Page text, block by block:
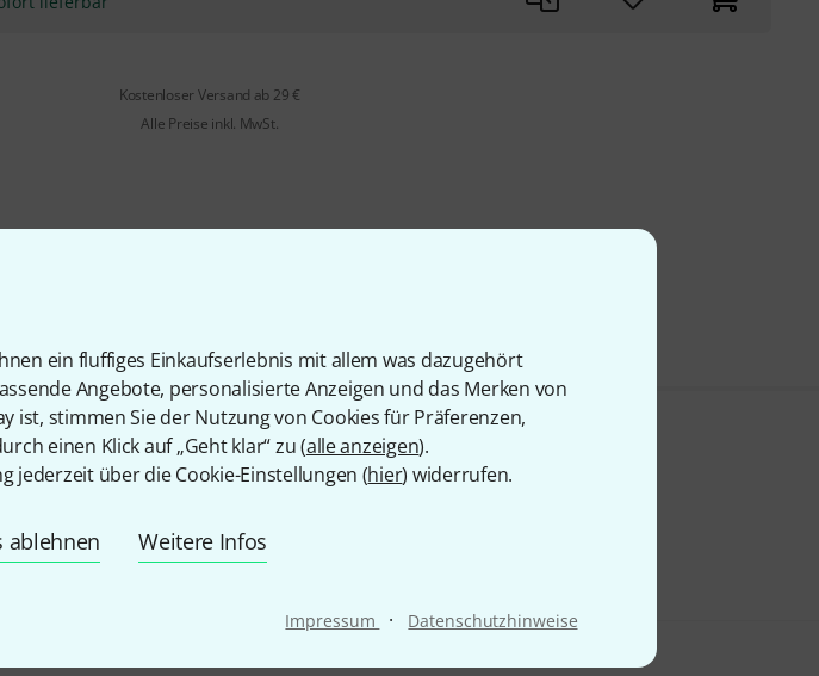
ein fluffiges Einkaufserlebnis mit allem was dazugehört
Angebote, personalisierte Anzeigen und das Merken von
ist, stimmen Sie der Nutzung von Cookies für Präferenzen,
einen Klick auf „Geht klar“ zu (alle anzeigen).
jederzeit über die Cookie-Einstellungen (hier) widerrufen.
ablehnen Weitere Infos
Impressum · Datenschutzhinweise
Kostenloser Versand ab 29 €
Alle Preise inkl. MwSt.
Sie sehen?